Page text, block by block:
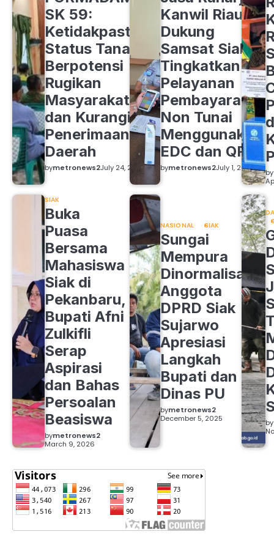
SK 59:
Ketidakpastian
Status Tanah
Berpotensi
Rugikan
Masyarakat
dan Kurangi
Penerimaan
Daerah
bymetronews2July 24, 2026
Kanwil Riau
Dukung
Samsat Siak
Tingkatkan
Pelayanan
Pembayaran
Non Tunai
Menggunakan
EDC dan QRIS
bymetronews2July 1, 2026 by
SIAK
Buka
Puasa
Bersama
Mahasiswa
Siak di
Pekanbaru,
Bupati Afni
Zulkifli
Serap
Aspirasi
dan Bahas
Persoalan
Beasiswa
bymetronews2
March 9, 2026
NASIONAL SIAK
Sungai
Mempura
Dinormalisasi,
Anggota
DPRD Siak
Sujarwo
Apresiasi
Langkah
Bupati dan
Dinas PU
bymetronews2
December 5, 2025
by